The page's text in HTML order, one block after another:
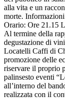
alla vita e un
morte.
Orario: Ore 21.15
Al termine della
degustazione di
Locatelli Caffi di
promozione delle
riservare il proprio
palinsesto eventi
all’interno del
realizzata con il